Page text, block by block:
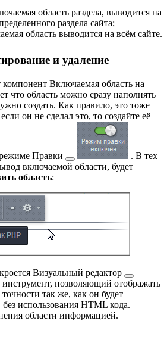
область раздела, выводится на
раздела сайта;
область выводится на всём сайте.
и удаление
компонент Включаемая область на
что область можно сразу наполнять
создать. Как правило, это тоже
он не сделал это, то создайте её
Правки
. В тех
включаемой области, будет
область:
Визуальный редактор
позволяющий отображать
так же, как он будет
использования HTML кода.
области информацией.